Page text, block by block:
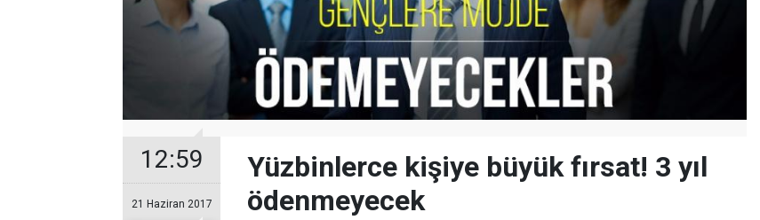
12:59
21 Haziran 2017
Yüzbinlerce kişiye büyük fırsat! 3 yıl
ödenmeyecek